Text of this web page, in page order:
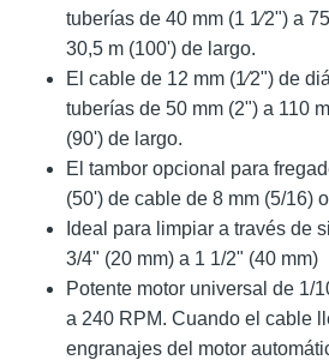
tuberías de 40 mm (1 1⁄2") a
30,5 m (100') de largo.
El cable de 12 mm (1⁄2") de
tuberías de 50 mm (2") a 110
(90') de largo.
El tambor opcional para
(50') de cable de 8 mm (5/16)
Ideal para limpiar a través de
3/4" (20 mm) a 1 1/2" (40 mm)
Potente motor universal de 1/
a 240 RPM. Cuando el cable
engranajes del motor